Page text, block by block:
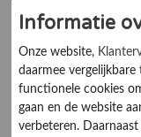
Schrijf
claim
Informatie
Onze website,
daarmee
functionele cookies
gaan en de website
verbeteren.